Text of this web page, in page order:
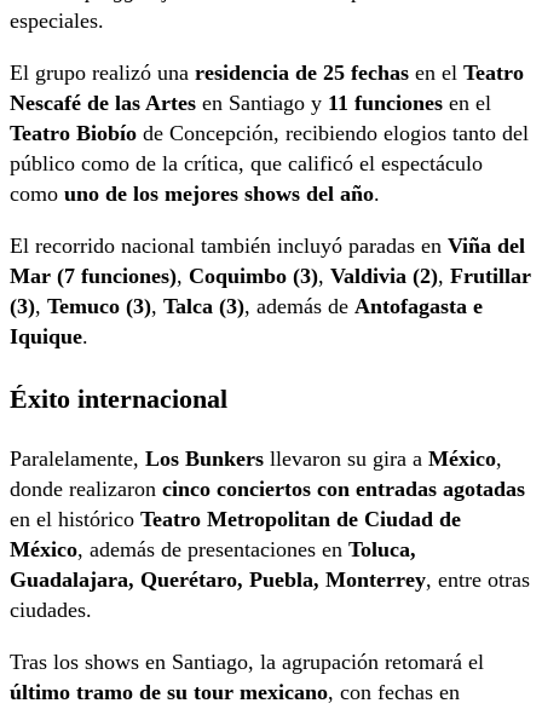
especiales.
El grupo realizó una residencia de 25 fechas en el Teatro
Nescafé de las Artes en Santiago y 11 funciones en el
Teatro Biobío de Concepción, recibiendo elogios tanto del
público como de la crítica, que calificó el espectáculo
como uno de los mejores shows del año.
El recorrido nacional también incluyó paradas en Viña del
Mar (7 funciones), Coquimbo (3), Valdivia (2), Frutillar
(3), Temuco (3), Talca (3), además de Antofagasta e
Iquique.
Éxito internacional
Paralelamente, Los Bunkers llevaron su gira a México,
donde realizaron cinco conciertos con entradas agotadas
en el histórico Teatro Metropolitan de Ciudad de
México, además de presentaciones en Toluca,
Guadalajara, Querétaro, Puebla, Monterrey, entre otras
ciudades.
Tras los shows en Santiago, la agrupación retomará el
último tramo de su tour mexicano, con fechas en